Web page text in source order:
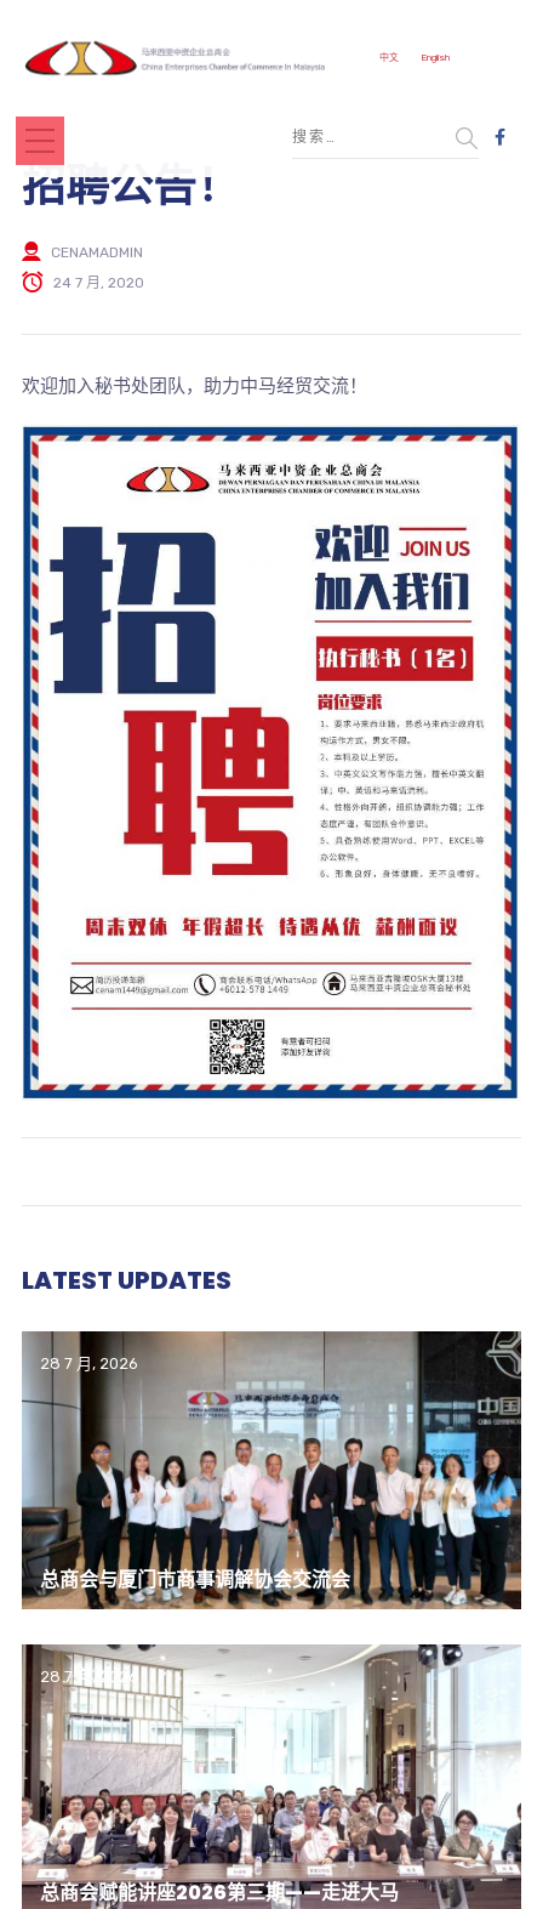
中文 English
招聘公告！
CENAMADMIN
24 7 月, 2020
欢迎加入秘书处团队，助力中马经贸交流！
LATEST UPDATES
28 7 月, 2026
总商会与厦门市商事调解协会交流会
28 7 月, 2026
总商会赋能讲座2026第三期——走进大马